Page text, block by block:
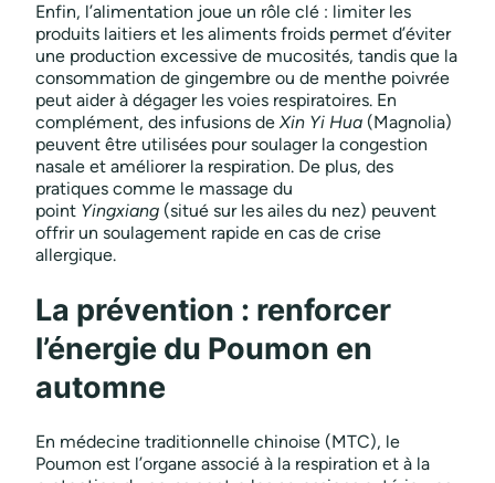
Enfin, l’alimentation joue un rôle clé : limiter les
produits laitiers et les aliments froids permet d’éviter
une production excessive de mucosités, tandis que la
consommation de gingembre ou de menthe poivrée
peut aider à dégager les voies respiratoires. En
complément, des infusions deXin Yi Hua (Magnolia)
peuvent être utilisées pour soulager la congestion
nasale et améliorer la respiration. De plus, des
pratiques comme le massage du
point Yingxiang (situé sur les ailes du nez) peuvent
offrir un soulagement rapide en cas de crise
allergique.
La prévention : renforcer
l’énergie du Poumon en
automne
En médecine traditionnelle chinoise (MTC), le
Poumon est l’organe associé à la respiration et à la